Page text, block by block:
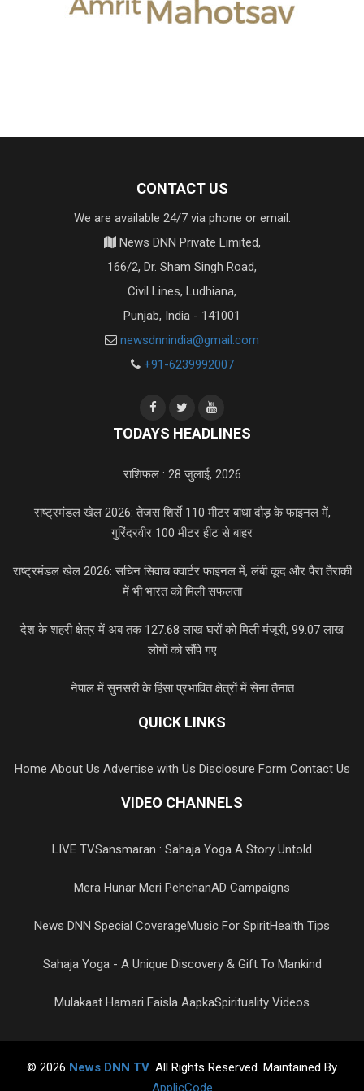
CONTACT US
We are available 24/7 via phone or email.
News DNN Private Limited,
166/2, Dr. Sham Singh Road,
Civil Lines, Ludhiana,
Punjab, India - 141001
newsdnnindia@gmail.com
+91-6239992007
TODAYS HEADLINES
राशिफल : 28 जुलाई, 2026
राष्ट्रमंडल खेल 2026: तेजस शिर्से 110 मीटर बाधा दौड़ के फाइनल में,
गुरिंदरवीर 100 मीटर हीट से बाहर
राष्ट्रमंडल खेल 2026: सचिन सिवाच क्वार्टर फाइनल में, लंबी कूद और पैरा तैराकी
में भी भारत को मिली सफलता
देश के शहरी क्षेत्र में अब तक 127.68 लाख घरों को मिली मंजूरी, 99.07 लाख
लोगों को सौंपे गए
नेपाल में सुनसरी के हिंसा प्रभावित क्षेत्रों में सेना तैनात
QUICK LINKS
Home About Us Advertise with Us Disclosure Form Contact Us
VIDEO CHANNELS
LIVE TVSansmaran : Sahaja Yoga A Story Untold
Mera Hunar Meri PehchanAD Campaigns
News DNN Special CoverageMusic For SpiritHealth Tips
Sahaja Yoga - A Unique Discovery & Gift To Mankind
Mulakaat Hamari Faisla AapkaSpirituality Videos
© 2026 News DNN TV. All Rights Reserved. Maintained By
ApplicCode